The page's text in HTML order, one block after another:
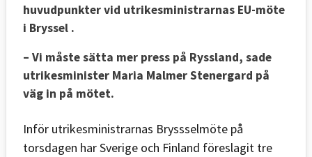
huvudpunkter vid utrikesministrarnas EU-möte
i Bryssel .
– Vi måste sätta mer press på Ryssland, sade
utrikesminister Maria Malmer Stenergard på
väg in på mötet.
Inför utrikesministrarnas Bryssselmöte på
torsdagen har Sverige och Finland föreslagit tre